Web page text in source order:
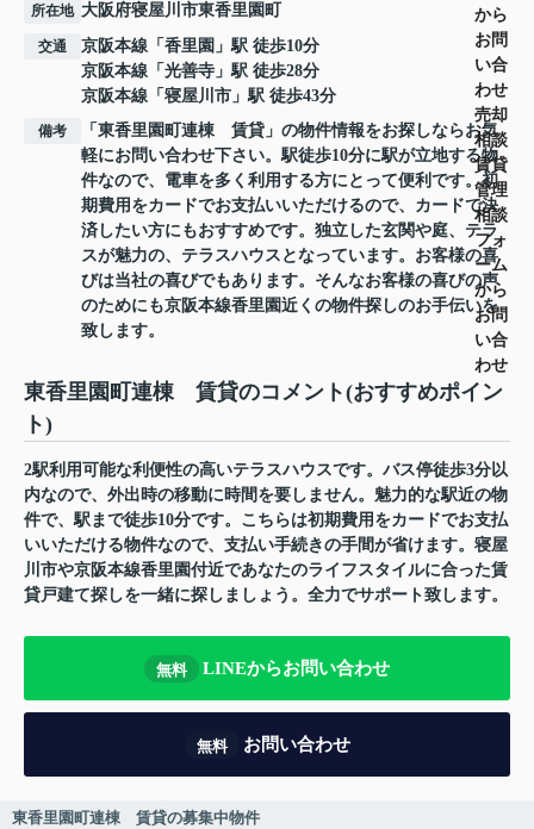
から
お問
い合
わせ
売却
相談
賃貸
管理
相談
フォ
ーム
から
お問
い合
わせ
所在地 大阪府寝屋川市東香里園町
交通 京阪本線 「 香里園 」駅 徒歩10分
京阪本線 「 光善寺 」駅 徒歩28分
京阪本線 「 寝屋川市 」駅 徒歩43分
備考
「東香里園町連棟 賃貸」の物件情報をお探しならお気
軽にお問い合わせ下さい。駅徒歩10分に駅が立地する物
件なので、電車を多く利用する方にとって便利です。初
期費用をカードでお支払いいただけるので、カードで決
済したい方にもおすすめです。独立した玄関や庭、テラ
スが魅力の、テラスハウスとなっています。お客様の喜
びは当社の喜びでもあります。そんなお客様の喜びの声
のためにも京阪本線香里園近くの物件探しのお手伝いを
致します。
東香里園町連棟 賃貸のコメント(おすすめポイン
ト)
2駅利用可能な利便性の高いテラスハウスです。バス停徒歩3分以
内なので、外出時の移動に時間を要しません。魅力的な駅近の物
件で、駅まで徒歩10分です。こちらは初期費用をカードでお支払
いいただける物件なので、支払い手続きの手間が省けます。寝屋
川市や京阪本線香里園付近であなたのライフスタイルに合った賃
貸戸建て探しを一緒に探しましょう。全力でサポート致します。
無料 LINEからお問い合わせ
無料 お問い合わせ
東香里園町連棟 賃貸の募集中物件